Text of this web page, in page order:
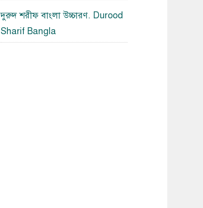
দুরুদ শরীফ বাংলা উচ্চারণ. Durood
Sharif Bangla